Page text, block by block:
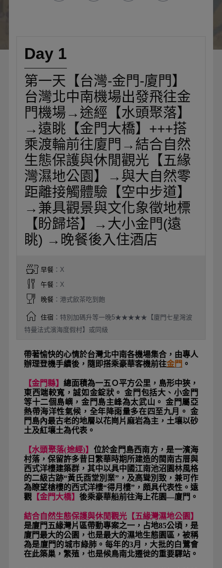
Day 1
第一天【台灣-金門-廈門】
台灣北中南機場出發飛往金
門機場→途經【水頭聚落】
→遠眺【金門大橋】+++搭
乘渡輪前往廈門→結合自然
生態保護與休閒觀光【五緣
灣濕地公園】→與大自然零
距離接觸體驗【空中步道】
→兼具觀景與文化象徵地標
【盼歸塔】→大小金門(遠
眺) →晚餐後入住酒店
早餐：X
午餐：X
晚餐：港式飲茶吃到飽
住宿 ：特別加碼升等一晚5★★★★★【廈門七星灣波
特曼法式濱海度假村】或同級
帶著愉快的心情於台灣北中南各機場集合，由專人
辦理登機手續後，隨即搭乘豪華客機前往金門 。
【金門縣】 總面積為一五Ｏ平方公里，島形中狹，
東西端較寬，誠如金錠狀。 金門包括大、小金門
等十二個島嶼，金門島主峰為太武山。 金門屬亞
熱帶海洋性氣候，全年降雨量多在四至九月。 金
門島內最古老的地層以花崗片麻岩為主，土壤以砂
土及紅壤土為代表。
【水頭聚落(途經)】 位於金門島西南方，是一濱海
村落，保留許多昔日繁華時期所建造的閩南古厝與
西式洋樓建築群，其中以具中國江南池沼園林風格
的二級古跡“黃氏酉堂別業”，及高聳別致，兼可作
為瞭望槍樓的西式洋樓“得月樓”，頗具代表性。遠
觀【金門大橋】 後乘豪華船前往海上花園—廈門。
結合自然生態保護與休閒觀光【五緣灣濕地公園】
是廈門五緣灣片區帶動專案之一，占地85公頃，是
廈門最大的公園，也是最大的濕地生態園區，被稱
為是廈門的城市綠肺。每年的3月，大批的白鷺會
在此築巢，繁殖，也是候鳥南北遷徙的重要驛站。